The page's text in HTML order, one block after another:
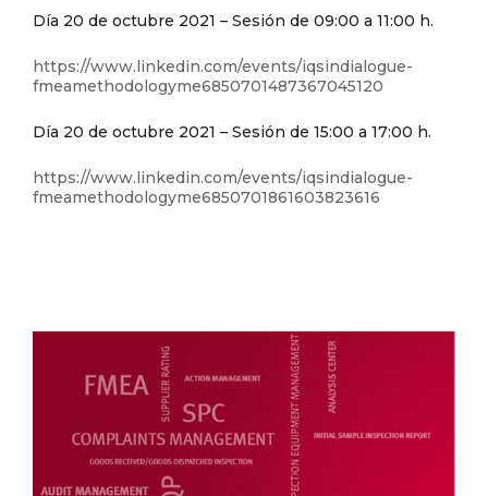
Día 20 de octubre 2021 – Sesión de 09:00 a 11:00 h.
https://www.linkedin.com/events/iqsindialogue-
fmeamethodologyme6850701487367045120
Día 20 de octubre 2021 – Sesión de 15:00 a 17:00 h.
https://www.linkedin.com/events/iqsindialogue-
fmeamethodologyme6850701861603823616